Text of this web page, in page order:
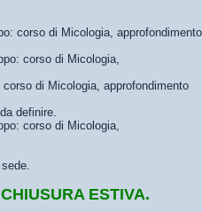
corso di Micologia, approfondimento
corso di Micologia,
di Micologia, approfondimento
definire.
corso di Micologia,
ESTIVA.